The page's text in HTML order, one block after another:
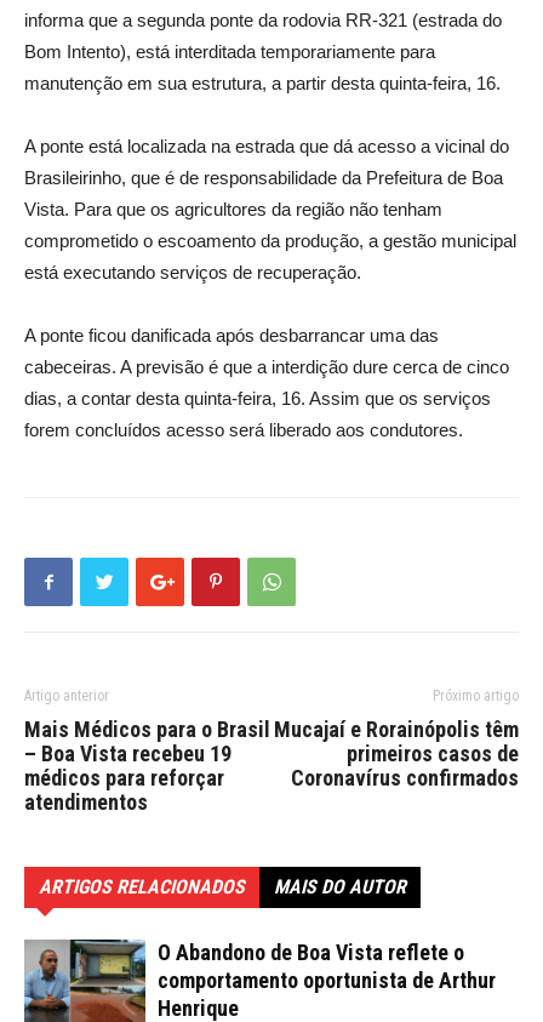
informa que a segunda ponte da rodovia RR-321 (estrada do
Bom Intento), está interditada temporariamente para
manutenção em sua estrutura, a partir desta quinta-feira, 16.
A ponte está localizada na estrada que dá acesso a vicinal do
Brasileirinho, que é de responsabilidade da Prefeitura de Boa
Vista. Para que os agricultores da região não tenham
comprometido o escoamento da produção, a gestão municipal
está executando serviços de recuperação.
A ponte ficou danificada após desbarrancar uma das
cabeceiras. A previsão é que a interdição dure cerca de cinco
dias, a contar desta quinta-feira, 16. Assim que os serviços
forem concluídos acesso será liberado aos condutores.
Artigo anterior
Mais Médicos para o Brasil
– Boa Vista recebeu 19
médicos para reforçar
atendimentos
Próximo artigo
Mucajaí e Rorainópolis têm
primeiros casos de
Coronavírus confirmados
ARTIGOS RELACIONADOS MAIS DO AUTOR
O Abandono de Boa Vista reflete o
comportamento oportunista de Arthur
Henrique